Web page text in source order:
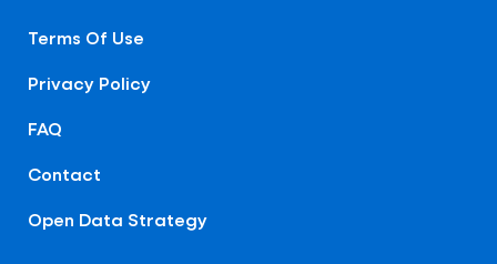
Terms Of Use
Privacy Policy
FAQ
Contact
Open Data Strategy